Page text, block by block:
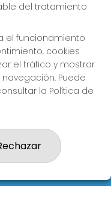
LA
TE
del tratamiento
el funcionamiento
cookies
el tráfico y mostrar
Puede
la Política de